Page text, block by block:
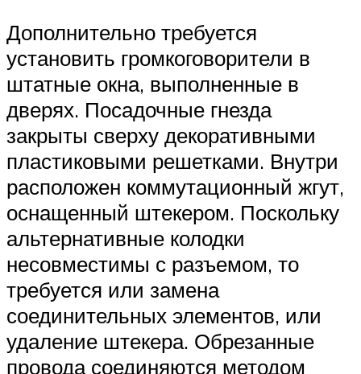
Дополнительно требуется
установить громкоговорители в
штатные окна, выполненные в
дверях. Посадочные гнезда
закрыты сверху декоративными
пластиковыми решетками. Внутри
расположен коммутационный жгут,
оснащенный штекером. Поскольку
альтернативные колодки
несовместимы с разъемом, то
требуется или замена
соединительных элементов, или
удаление штекера. Обрезанные
провода соединяются методом